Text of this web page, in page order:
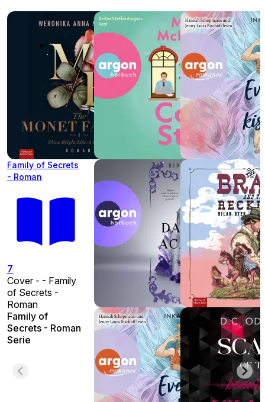
Family of Secrets
- Roman
7
Cover - - Family
of Secrets -
Roman
Family of
Secrets - Roman
Serie